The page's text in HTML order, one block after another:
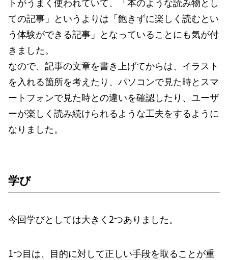
ての記事」というよりは「飽きずに楽しく読むとい
う体験ができる記事」となっていることにも気が付
きました。
なので、記事の文章を書き上げてからは、イラスト
を入れる箇所を考えたり、パソコンで見た時とスマ
ートフォンで見た時との違いを確認したり、ユーザ
ーが楽しく読み続けられるような工夫をするように
なりました。
学び
今回学びとしては大きく2つありました。
1つ目は、目的に対して正しい手段を取ることが重